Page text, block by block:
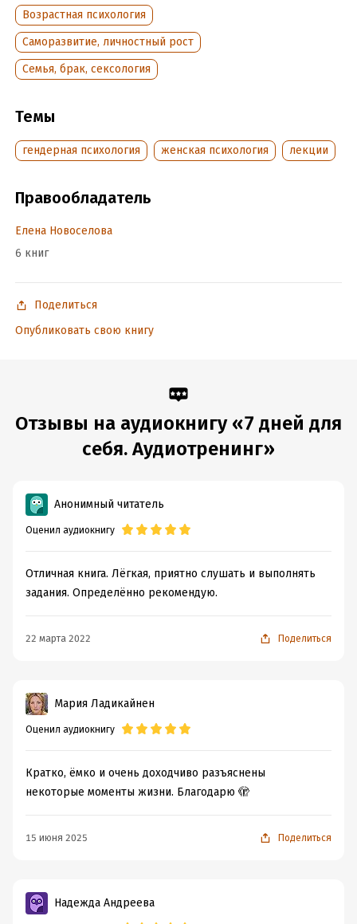
Подробная информация
Дата написания: 1 января 2019
Дата поступления:
Возрастная психология
Саморазвитие, личностный рост
Семья, брак, сексология
Темы
гендерная психология женская психология лекции
Правообладатель
Елена Новоселова
6 книг
Поделиться
Опубликовать свою книгу
Отзывы на аудиокнигу «7 дней для
себя. Аудиотренинг»
Анонимный читатель
Оценил аудиокнигу
Отличная книга. Лёгкая, приятно слушать и выполнять
задания. Определённо рекомендую.
22 марта 2022 Поделиться
Мария Ладикайнен
Оценил аудиокнигу
Кратко, ёмко и очень доходчиво разъяснены
некоторые моменты жизни. Благодарю 🫣
15 июня 2025 Поделиться
Надежда Андреева